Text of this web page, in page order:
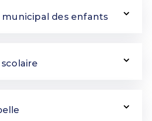
municipal des enfants